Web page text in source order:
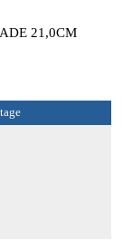
21,0CM